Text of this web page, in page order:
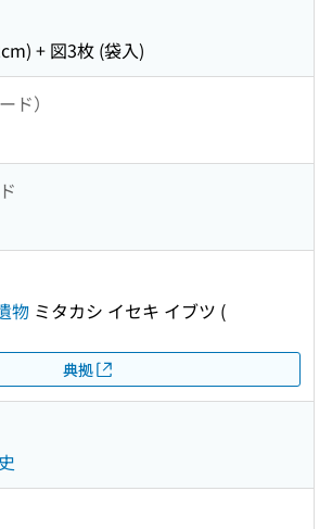
+ 図3枚 (袋入)
ド）
物 ミタカシ イセキ イブツ (
典拠